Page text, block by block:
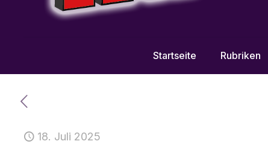
Startseite Rubriken
18. Juli 2025